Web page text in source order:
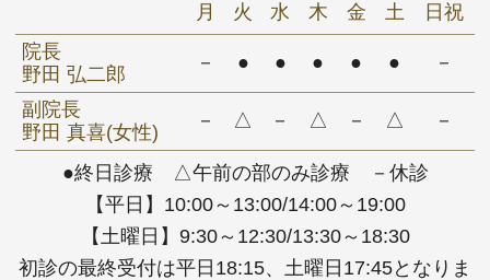
●終日診療 △午前の部のみ診療 －休診
【平日】10:00～13:00/14:00～19:00
【土曜日】9:30～12:30/13:30～18:30
初診の最終受付は平日18:15、土曜日17:45となりま
月 火 水 木 金 土
日祝
院長
野田 弘二郎
－ ● ● ● ● ● －
副院長
野田 真喜(女性)
－ △ － △ － △ －